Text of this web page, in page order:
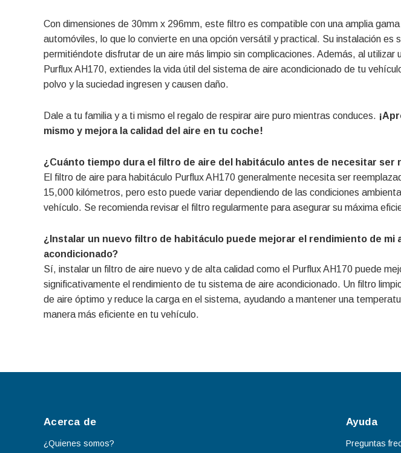
Con dimensiones de 30mm x 296mm, este filtro es compatible con una amplia
automóviles, lo que lo convierte en una opción versátil y practical. Su instalación es
permitiéndote disfrutar de un aire más limpio sin complicaciones. Además, al utilizar
Purflux AH170, extiendes la vida útil del sistema de aire acondicionado de tu
polvo y la suciedad ingresen y causen daño.
Dale a tu familia y a ti mismo el regalo de respirar aire puro mientras conduces.
mismo y mejora la calidad del aire en tu coche!
¿Cuánto tiempo dura el filtro de aire del habitáculo antes de necesitar ser
El filtro de aire para habitáculo Purflux AH170 generalmente necesita ser
15,000 kilómetros, pero esto puede variar dependiendo de las condiciones
vehículo. Se recomienda revisar el filtro regularmente para asegurar su máxima
¿Instalar un nuevo filtro de habitáculo puede mejorar el rendimiento de mi
acondicionado?
Sí, instalar un filtro de aire nuevo y de alta calidad como el Purflux AH170 puede
significativamente el rendimiento de tu sistema de aire acondicionado. Un filtro
de aire óptimo y reduce la carga en el sistema, ayudando a mantener una
manera más eficiente en tu vehículo.
Acerca de
¿Quienes somos?
Ayuda
Preguntas